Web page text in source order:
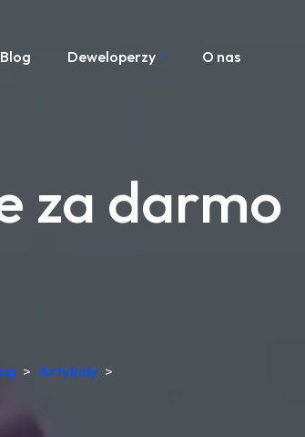
Blog Deweloperzy O nas
za darmo
> Artykuły >